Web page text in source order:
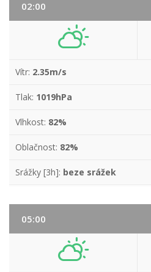
02:00
Vítr: 2.35m/s
Tlak: 1019hPa
Vlhkost: 82%
Oblačnost: 82%
Srážky [3h]: beze srážek
05:00